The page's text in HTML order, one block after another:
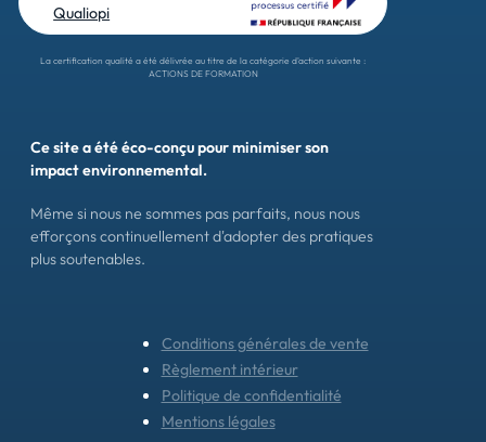
Qualiopi
La certification qualité a été délivrée au titre de la catégorie d'action suivante :
ACTIONS DE FORMATION
Ce site a été éco-conçu pour minimiser son
impact environnemental.
Même si nous ne sommes pas parfaits, nous nous
efforçons continuellement d'adopter des pratiques
plus soutenables.
Conditions générales de vente
Règlement intérieur
Politique de confidentialité
Mentions légales